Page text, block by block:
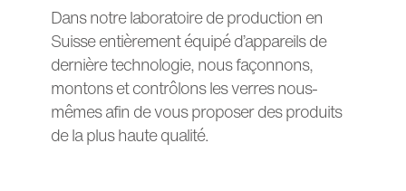
Dans notre laboratoire de production en
Suisse entièrement équipé d’appareils de
dernière technologie, nous façonnons,
montons et contrôlons les verres nous-
mêmes afin de vous proposer des produits
de la plus haute qualité.